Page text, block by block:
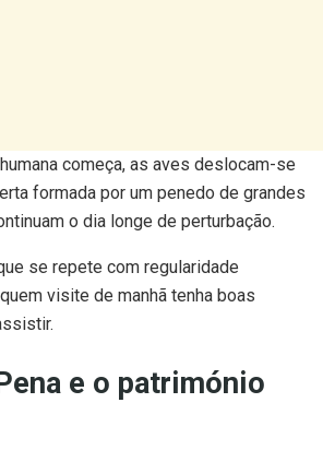
começa, as aves deslocam-se
formada por um penedo de grandes
o dia longe de perturbação.
se repete com regularidade
visite de manhã tenha boas
e o património